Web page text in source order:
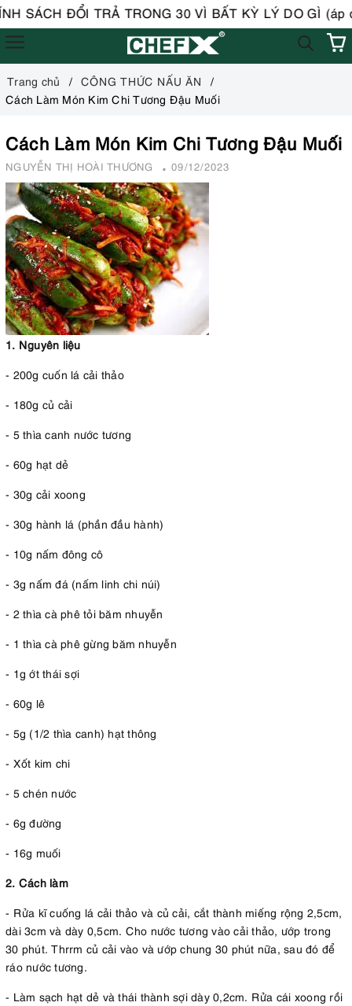
ĐỔI TRẢ TRONG 30 VÌ BẤT KỲ LÝ DO GÌ (áp dụng
Trang chủ
CÔNG THỨC NẤU ĂN
Cách Làm Món Kim Chi Tương Đậu Muối
Cách Làm Món Kim Chi Tương Đậu Muối
NGUYỄN THỊ HOÀI THƯƠNG 09/12/2023
1. Nguyên liệu
- 200g cuốn lá cải thảo
- 180g củ cải
- 5 thìa canh nước tương
- 60g hạt dẻ
- 30g cải xoong
- 30g hành lá (phần đầu hành)
- 10g nấm đông cô
- 3g nấm đá (nấm linh chi núi)
- 2 thìa cà phê tỏi băm nhuyễn
- 1 thìa cà phê gừng băm nhuyễn
- 1g ớt thái sợi
- 60g lê
- 5g (1/2 thìa canh) hạt thông
- Xốt kim chi
- 5 chén nước
- 6g đường
- 16g muối
2. Cách làm
- Rửa kĩ cuống lá cải thảo và củ cải, cắt thành miếng rộng 2,5cm,
dài 3cm và dày 0,5cm. Cho nước tương vào cải thảo, ướp trong
30 phút. Thrrm củ cải vào và ướp chung 30 phút nữa, sau đó để
ráo nước tương.
- Làm sạch hạt dẻ và thái thành sợi dày 0,2cm. Rửa cái xoong rồi